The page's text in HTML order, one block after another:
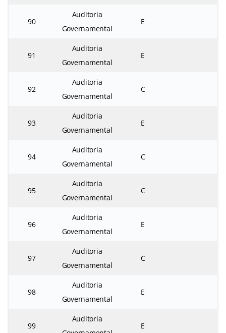
90
Auditoria
Governamental
E
91
Auditoria
Governamental
E
92
Auditoria
Governamental
C
93
Auditoria
Governamental
E
94
Auditoria
Governamental
C
95
Auditoria
Governamental
C
96
Auditoria
Governamental
E
97
Auditoria
Governamental
C
98
Auditoria
Governamental
E
99
Auditoria
E